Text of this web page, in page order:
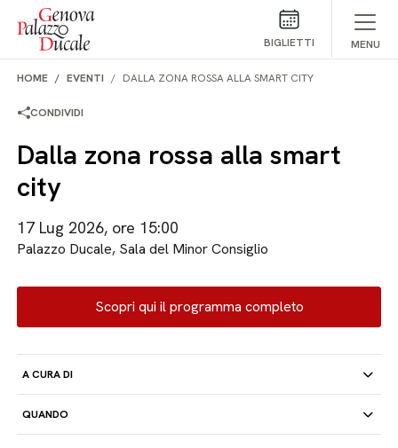
Salta al contenuto
BIGLIETTI MENU
HOME EVENTI DALLA ZONA ROSSA ALLA SMART CITY
CONDIVIDI
Dalla zona rossa alla smart
city
17 Lug 2026, ore 15:00
Palazzo Ducale, Sala del Minor Consiglio
Scopri qui il programma completo
A CURA DI
QUANDO